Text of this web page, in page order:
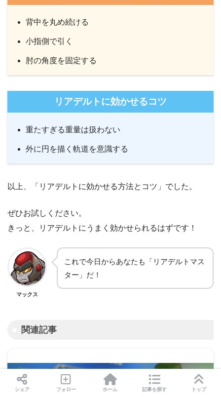
背中を丸め続ける
小指側で引く
肘の角度を固定する
リアデルトに効かせるコツ
重たすぎる重量は扱わない
外に円を描く軌道を意識する
以上、「リアデルトに効かせる方法とコツ」でした。
ぜひお試しください。
きっと、リアデルトにうまく効かせられるはずです！
マックス
これで今日からあなたも「リアデルトマス
ター」だ！
関連記事
シェア フォロー ホーム 記事を探す トップ